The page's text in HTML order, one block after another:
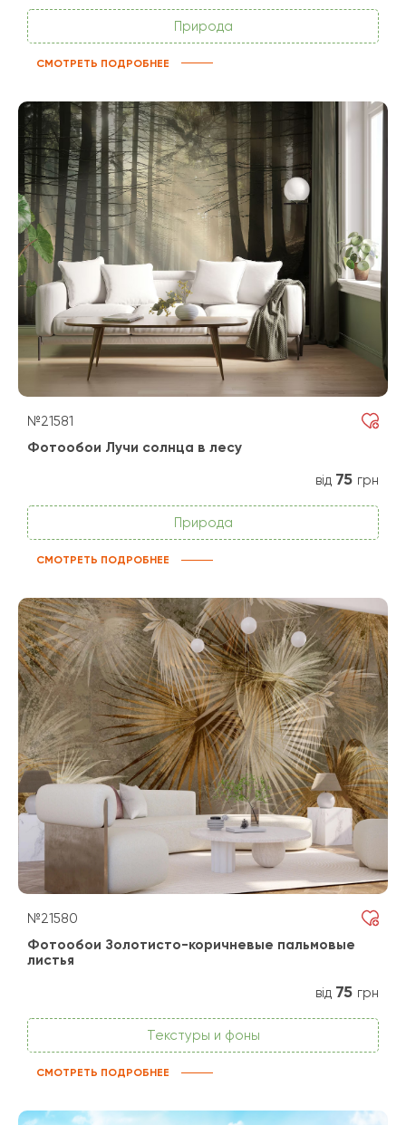
Природа
СМОТРЕТЬ ПОДРОБНЕЕ
№21581
Фотообои Лучи солнца в лесу
від 75 грн
Природа
СМОТРЕТЬ ПОДРОБНЕЕ
№21580
Фотообои Золотисто-коричневые пальмовые
листья
від 75 грн
Текстуры и фоны
СМОТРЕТЬ ПОДРОБНЕЕ